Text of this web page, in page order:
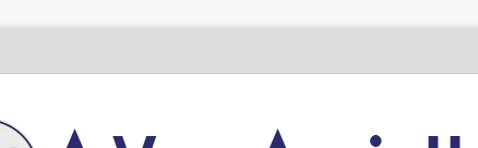
de “La Semaine des Chefs” du 19 au 24 octobre 2026